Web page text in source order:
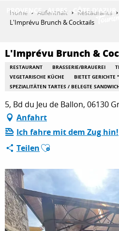
contenu
AKTIVITÄTEN
AUFENTHALT
ESPACE PRO
Home Aufenthalt Restaurants
L'Imprévu Brunch & Cocktails
L'Imprévu Brunch &
RESTAURANT BRASSERIE/BRAUEREI
VEGETARISCHE KÜCHE
BIETET
SPEZIALITÄTEN TARTES / BELEGTE
5, Bd du Jeu de Ballon, 06130
Anfahrt
Ich fahre mit dem Zug hin!
TeilenAjouter aux favoris